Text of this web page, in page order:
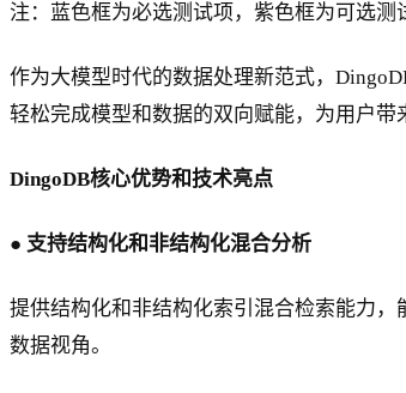
注：蓝色框为必选测试项，紫色框为可选测
作为大模型时代的数据处理新范式，
轻松完成模型和数据的双向赋能，为用户带
DingoDB核心优势和技术亮点
● 支持结构化和非结构化混合分析
提供结构化和非结构化索引混合检索能力
数据视角。